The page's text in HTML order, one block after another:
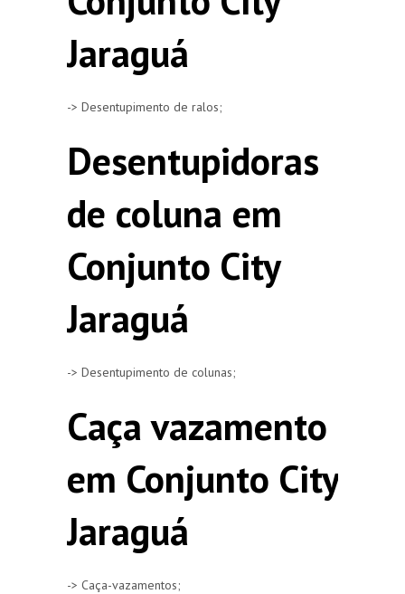
Jaraguá
-> Desentupimento de ralos;
Desentupidoras
de coluna em
Conjunto City
Jaraguá
-> Desentupimento de colunas;
Caça vazamento
em Conjunto City
Jaraguá
-> Caça-vazamentos;